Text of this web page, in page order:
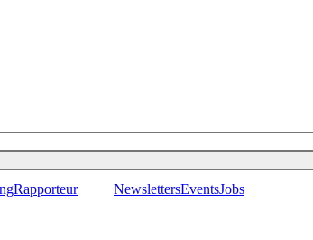
Rapporteur NewslettersEventsJobs